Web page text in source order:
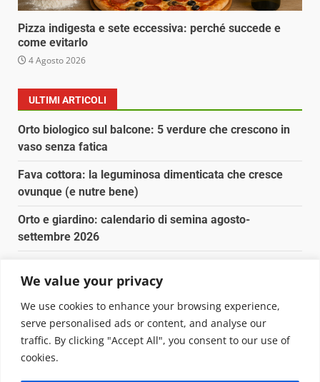
We value your privacy
We use cookies to enhance your browsing experience,
serve personalised ads or content, and analyse our
traffic. By clicking "Accept All", you consent to our use of
cookies.
Pizza indigesta e sete eccessiva: perché succede e
come evitarlo
4 Agosto 2026
ULTIMI ARTICOLI
Orto biologico sul balcone: 5 verdure che crescono in
vaso senza fatica
Fava cottora: la leguminosa dimenticata che cresce
ovunque (e nutre bene)
Orto e giardino: calendario di semina agosto-
settembre 2026
Fava cottora: come cucinarla, quando è di stagione e
perché vale la pena
Copyright © 2025 Biopianeta.it proprietà di Jws Media